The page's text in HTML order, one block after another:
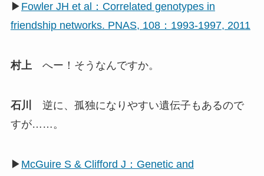
▶ Fowler JH et al：Correlated genotypes in
friendship networks. PNAS, 108：1993-1997, 2011
村上へー！そうなんですか。
石川
逆に、孤独になりやすい遺伝子もあるので
すが……。
▶ McGuire S & Clifford J：Genetic and